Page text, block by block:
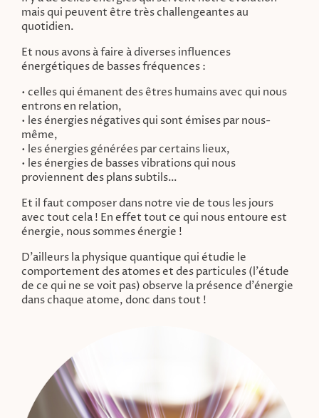
mais qui peuvent être très challengeantes au
quotidien.
Et nous avons à faire à diverses influences
énergétiques de basses fréquences :
• celles qui émanent des êtres humains avec qui nous
entrons en relation,
• les énergies négatives qui sont émises par nous-
même,
• les énergies générées par certains lieux,
• les énergies de basses vibrations qui nous
proviennent des plans subtils…
Et il faut composer dans notre vie de tous les jours
avec tout cela ! En effet tout ce qui nous entoure est
énergie, nous sommes énergie !
D'ailleurs la physique quantique qui étudie le
comportement des atomes et des particules (l'étude
de ce qui ne se voit pas) observe la présence d'énergie
dans chaque atome, donc dans tout !